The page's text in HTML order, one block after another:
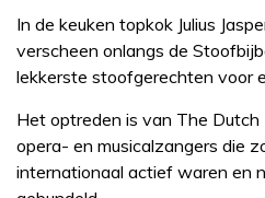
In de keuken topkok Julius
verscheen onlangs de
lekkerste stoofgerechten voor
Het optreden is van The
opera- en musicalzangers die
internationaal actief waren en